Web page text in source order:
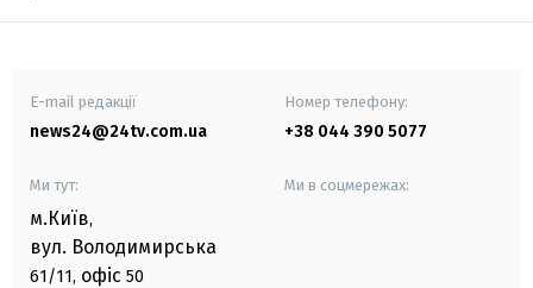
E-mail редакції
news24@24tv.com.ua
Номер телефону:
+38 044 390 5077
Ми тут:
м.Київ,
вул. Володимирська
61/11, офіс 50
Ми в соцмережах: